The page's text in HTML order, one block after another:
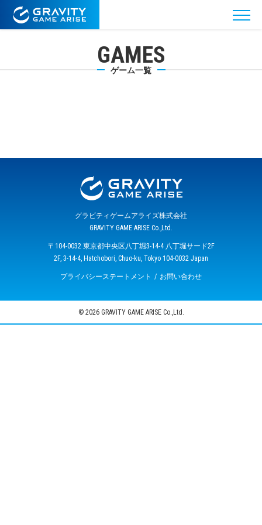
GAMES
ゲーム一覧
グラビティゲームアライズ株式会社
GRAVITY GAME ARISE Co.,Ltd.
〒104-0032 東京都中央区八丁堀3-14-4 八丁堀サード2F
2F, 3-14-4, Hatchobori, Chuo-ku, Tokyo 104-0032 Japan
プライバシーステートメント お問い合わせ
© 2026 GRAVITY GAME ARISE Co.,Ltd.